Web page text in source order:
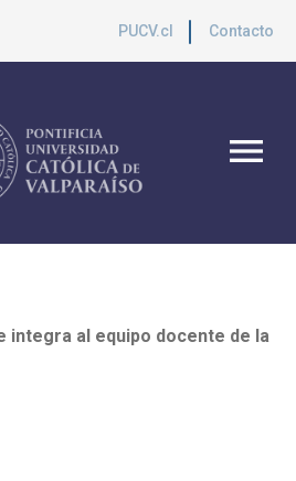
PUCV.cl Contacto
menu
integra al equipo docente de la